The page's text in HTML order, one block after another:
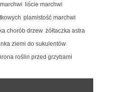
liście marchwi
plamistość marchwi
chorób drzew żółtaczka astra
ziemi do sukulentów
roślin przed grzybami